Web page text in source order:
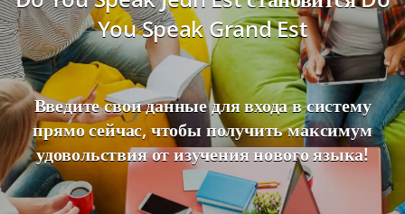
You Speak Grand Est
Введите свои данные для входа в систему
прямо сейчас, чтобы получить максимум
удовольствия от изучения нового языка!